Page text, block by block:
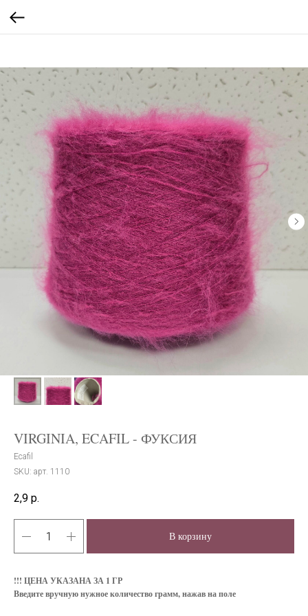
VIRGINIA, ECAFIL - ФУКСИЯ
Ecafil
SKU: арт. 1110
2,9 р.
В корзину
!!! ЦЕНА УКАЗАНА ЗА 1 ГР
Введите вручную нужное количество грамм, нажав на поле